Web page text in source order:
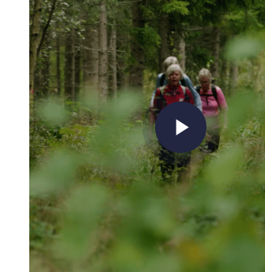
play_arrow